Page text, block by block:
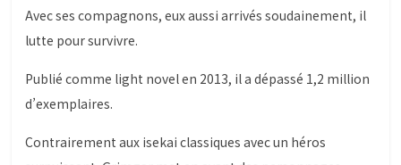
Avec ses compagnons, eux aussi arrivés soudainement, il
lutte pour survivre.
Publié comme light novel en 2013, il a dépassé 1,2 million
d’exemplaires.
Contrairement aux isekai classiques avec un héros